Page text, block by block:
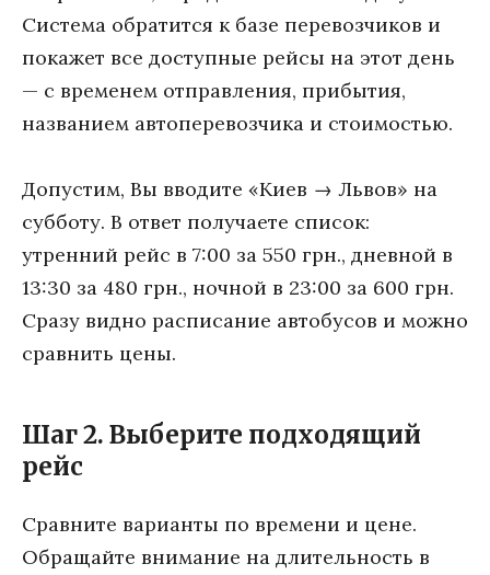
Система обратится к базе перевозчиков и
покажет все доступные рейсы на этот день
— с временем отправления, прибытия,
названием автоперевозчика и стоимостью.
Допустим, Вы вводите «Киев → Львов» на
субботу. В ответ получаете список:
утренний рейс в 7:00 за 550 грн., дневной в
13:30 за 480 грн., ночной в 23:00 за 600 грн.
Сразу видно расписание автобусов и можно
сравнить цены.
Шаг 2. Выберите подходящий
рейс
Сравните варианты по времени и цене.
Обращайте внимание на длительность в